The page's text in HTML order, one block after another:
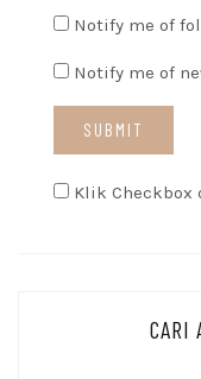
Notify me of
Notify me of
Klik Checkbox
CARI